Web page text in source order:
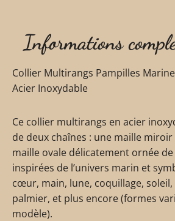
Informations
Collier Multirangs Pampilles
Acier Inoxydable
Ce collier multirangs en acier
de deux chaînes : une maille
maille ovale délicatement ornée
inspirées de l’univers marin et
cœur, main, lune, coquillage,
palmier, et plus encore (formes
modèle).